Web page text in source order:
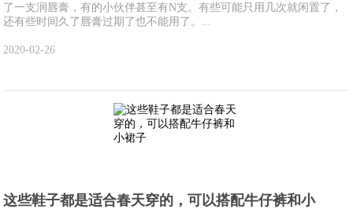
了一支润唇膏，有的小伙伴甚至有N支。有些可能只用几次就闲置了，
还有些时间久了唇膏过期了也不能用了。...
2020-02-26
这些鞋子都是适合春天穿的，可以搭配牛仔裤和小